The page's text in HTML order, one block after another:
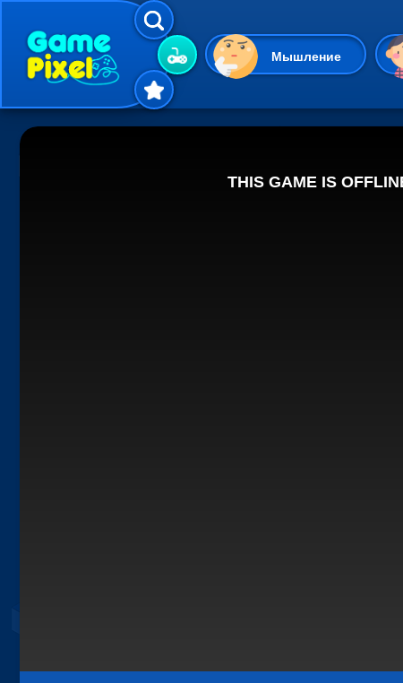
Мышление
Гиперказуальные